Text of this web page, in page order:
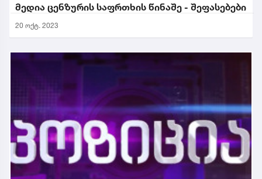
მედია ცენზურის საფრთხის წინაშე - შეფასებები
20 ოქტ. 2023